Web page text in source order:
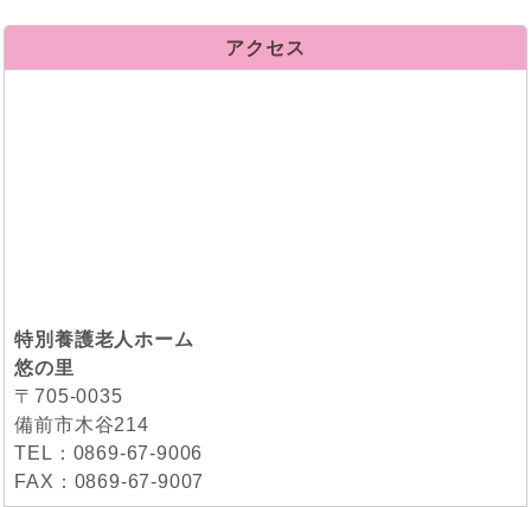
アクセス
特別養護老人ホーム
悠の里
〒705-0035
備前市木谷214
TEL：0869-67-9006
FAX：0869-67-9007